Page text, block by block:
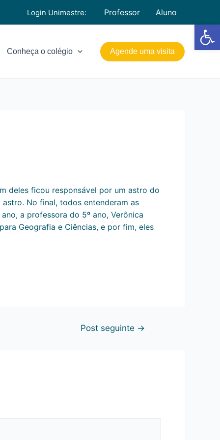
Login Unimestre: Professor Aluno
Conheça o colégio Agende uma visita
deles ficou responsável por um astro do
No final, todos entenderam as
a professora do 5º ano, Verônica
Geografia e Ciências, e por fim, eles
Post seguinte →
Barra de